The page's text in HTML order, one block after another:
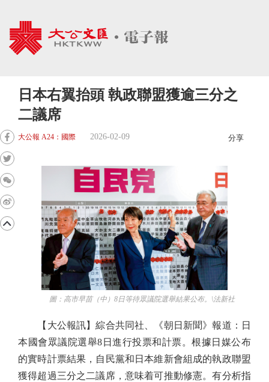
日本右翼抬頭 執政聯盟獲逾三分之
二議席
大公報 A24：國際 2026-02-09 分享
圖：高市早苗（中）8日等待眾議院選舉結果公布。\法新社
【大公報訊】綜合共同社、《朝日新聞》報道：日
本國會眾議院選舉8日進行投票和計票。根據日媒公布
的實時計票結果，自民黨和日本維新會組成的執政聯盟
獲得超過三分之二議席，意味着可推動修憲。有分析指